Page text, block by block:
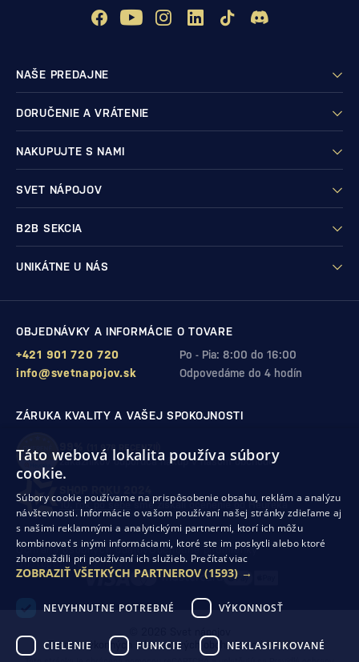
NAŠE PREDAJNE
DORUČENIE A VRÁTENIE
NAKUPUJTE S NAMI
SVET NÁPOJOV
B2B SEKCIA
UNIKÁTNE U NÁS
OBJEDNÁVKY A INFORMÁCIE O TOVARE
Po - Pia: 8:00 do 16:00
+421 901 720 720
Odpovedáme do 4 hodín
info@svetnapojov.sk
ZÁRUKA KVALITY A VAŠEJ SPOKOJNOSTI
99% (11 978 RECENZIÍ)
zákazníkov odporúča nákup v našom obchode
10. rok po sebesme získali ocenenie od Heureka
Ochrana osobných údajovObchodné podmienky
Odstúpenie od zmluvy
Tvorba výkonných internetových obchodov odRIESENIA
Táto webová lokalita používa súbory
cookie.
Súbory cookie používame na prispôsobenie obsahu, reklám a analýzu
návštevnosti. Informácie o vašom používaní našej stránky zdieľame aj
s našimi reklamnými a analytickými partnermi, ktorí ich môžu
kombinovať s inými informáciami, ktoré ste im poskytli alebo ktoré
zhromaždili pri používaní ich služieb. Prečítať viac
ZOBRAZIŤ VŠETKÝCH PARTNEROV (1593) →
NEVYHNUTNE POTREBNÉ VÝKONNOSŤ
CIELENIE FUNKCIE NEKLASIFIKOVANÉ